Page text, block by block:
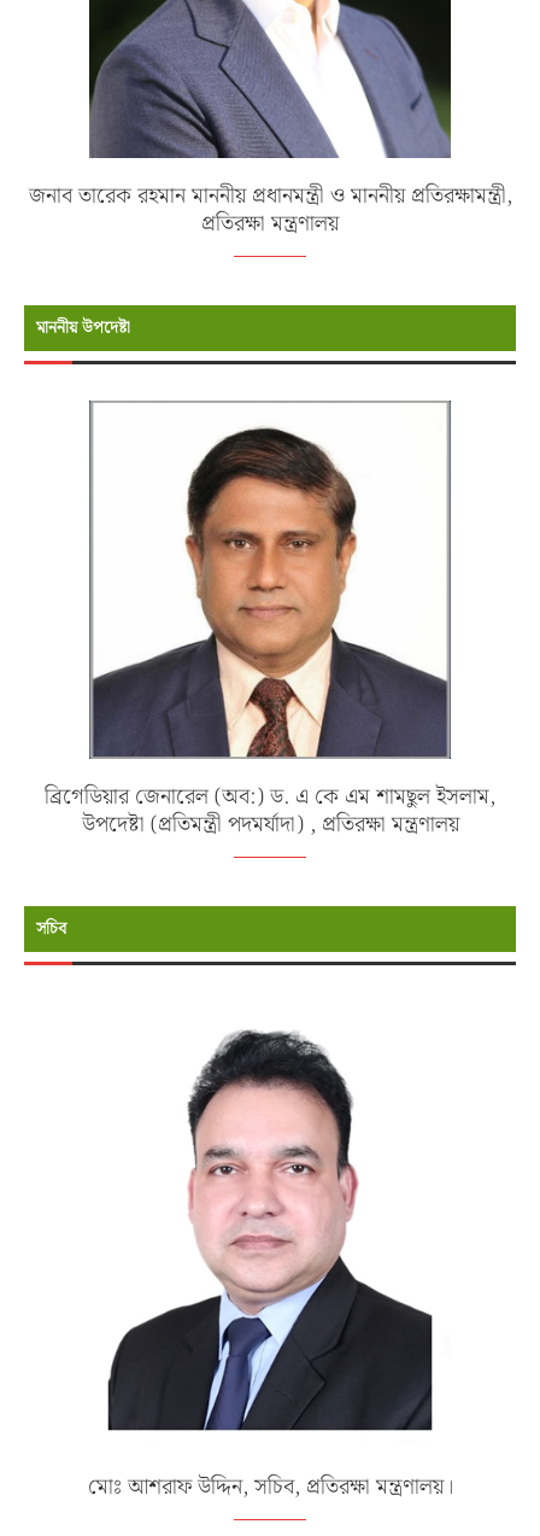
জনাব তারেক রহমান মাননীয় প্রধানমন্ত্রী ও মাননীয় প্রতিরক্ষামন্ত্রী,
প্রতিরক্ষা মন্ত্রণালয়
মাননীয় উপদেষ্টা
ব্রিগেডিয়ার জেনারেল (অব:) ড. এ কে এম শামছুল ইসলাম,
উপদেষ্টা (প্রতিমন্ত্রী পদমর্যাদা) , প্রতিরক্ষা মন্ত্রণালয়
সচিব
মোঃ আশরাফ উদ্দিন, সচিব, প্রতিরক্ষা মন্ত্রণালয়।